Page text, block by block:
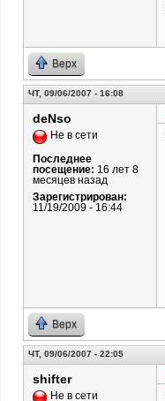
Верх
ЧТ, 09/06/2007 - 16:08
deNso
Не в сети
Последнее
посещение: 16 лет 8
месяцев назад
Зарегистрирован:
11/19/2009 - 16:44
Верх
ЧТ, 09/06/2007 - 22:05
shifter
Не в сети